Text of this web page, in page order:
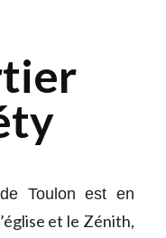
Toulon est en
et le Zénith,